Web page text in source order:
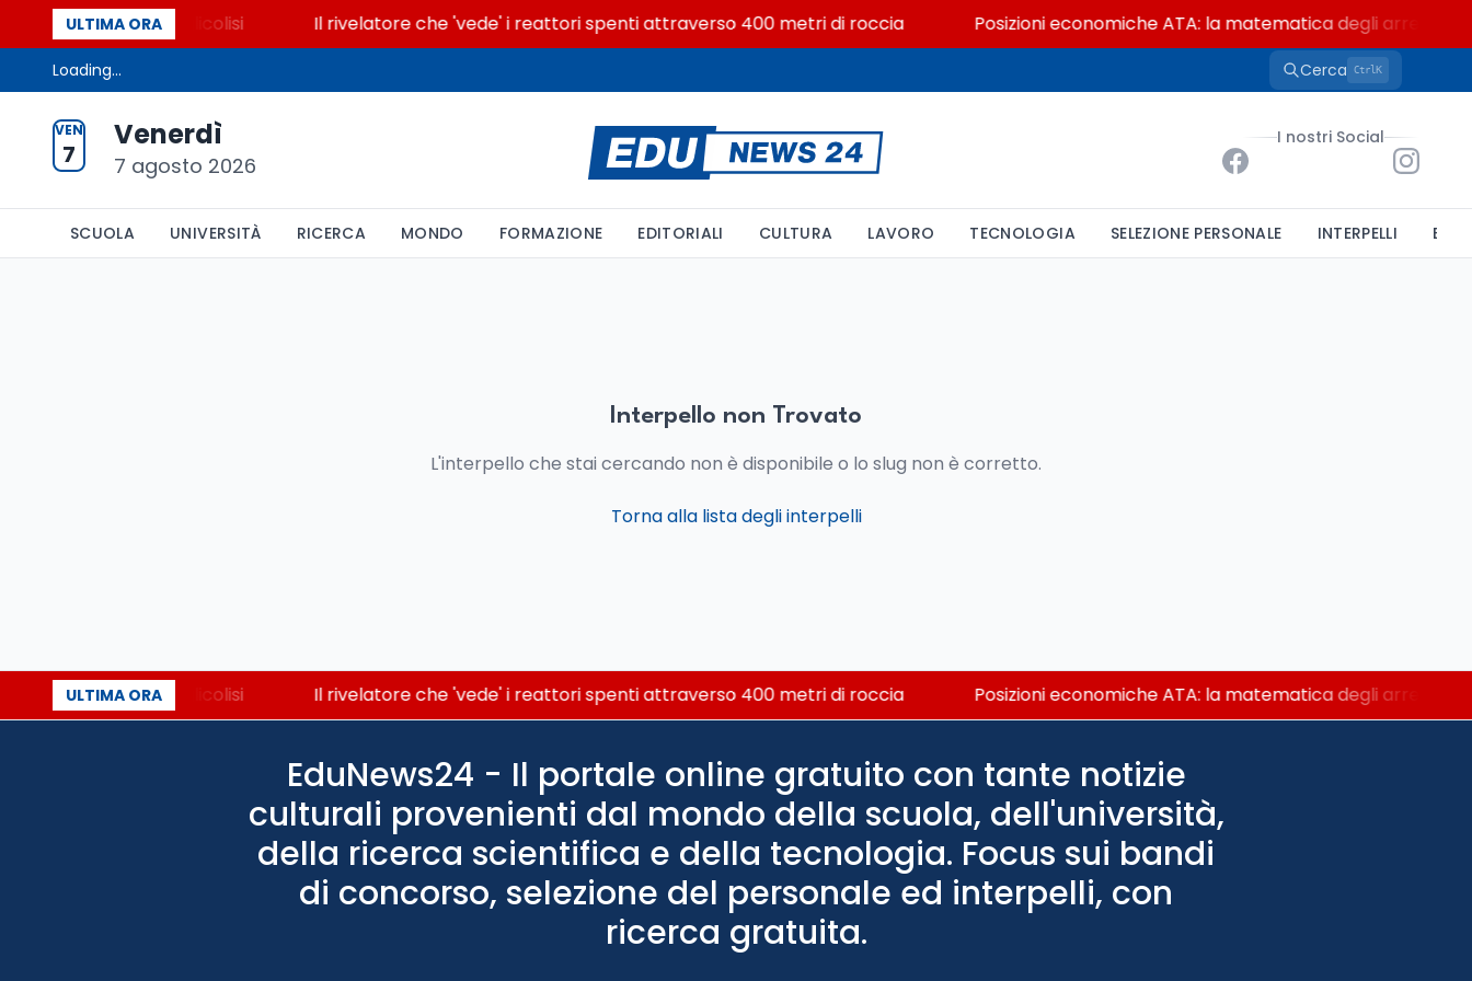
ULTIMA ORA
che accende la glicolisi Il rivelatore che 'vede' i reattori spenti attraverso 400 metri di roccia Posizioni economiche ATA: la matematica degli arretrati
Loading... Cerca CtrlK
VEN
7
Venerdì
7 agosto 2026
I nostri Social
SCUOLA UNIVERSITÀ RICERCA MONDO FORMAZIONE EDITORIALI CULTURA LAVORO TECNOLOGIA SELEZIONE PERSONALE INTERPELLI
Interpello non Trovato
L'interpello che stai cercando non è disponibile o lo slug non è corretto.
Torna alla lista degli interpelli
ULTIMA ORA
che accende la glicolisi Il rivelatore che 'vede' i reattori spenti attraverso 400 metri di roccia Posizioni economiche ATA: la matematica degli arretrati
EduNews24 - Il portale online gratuito con tante notizie
culturali provenienti dal mondo della scuola, dell'università,
della ricerca scientifica e della tecnologia. Focus sui bandi
di concorso, selezione del personale ed interpelli, con
ricerca gratuita.